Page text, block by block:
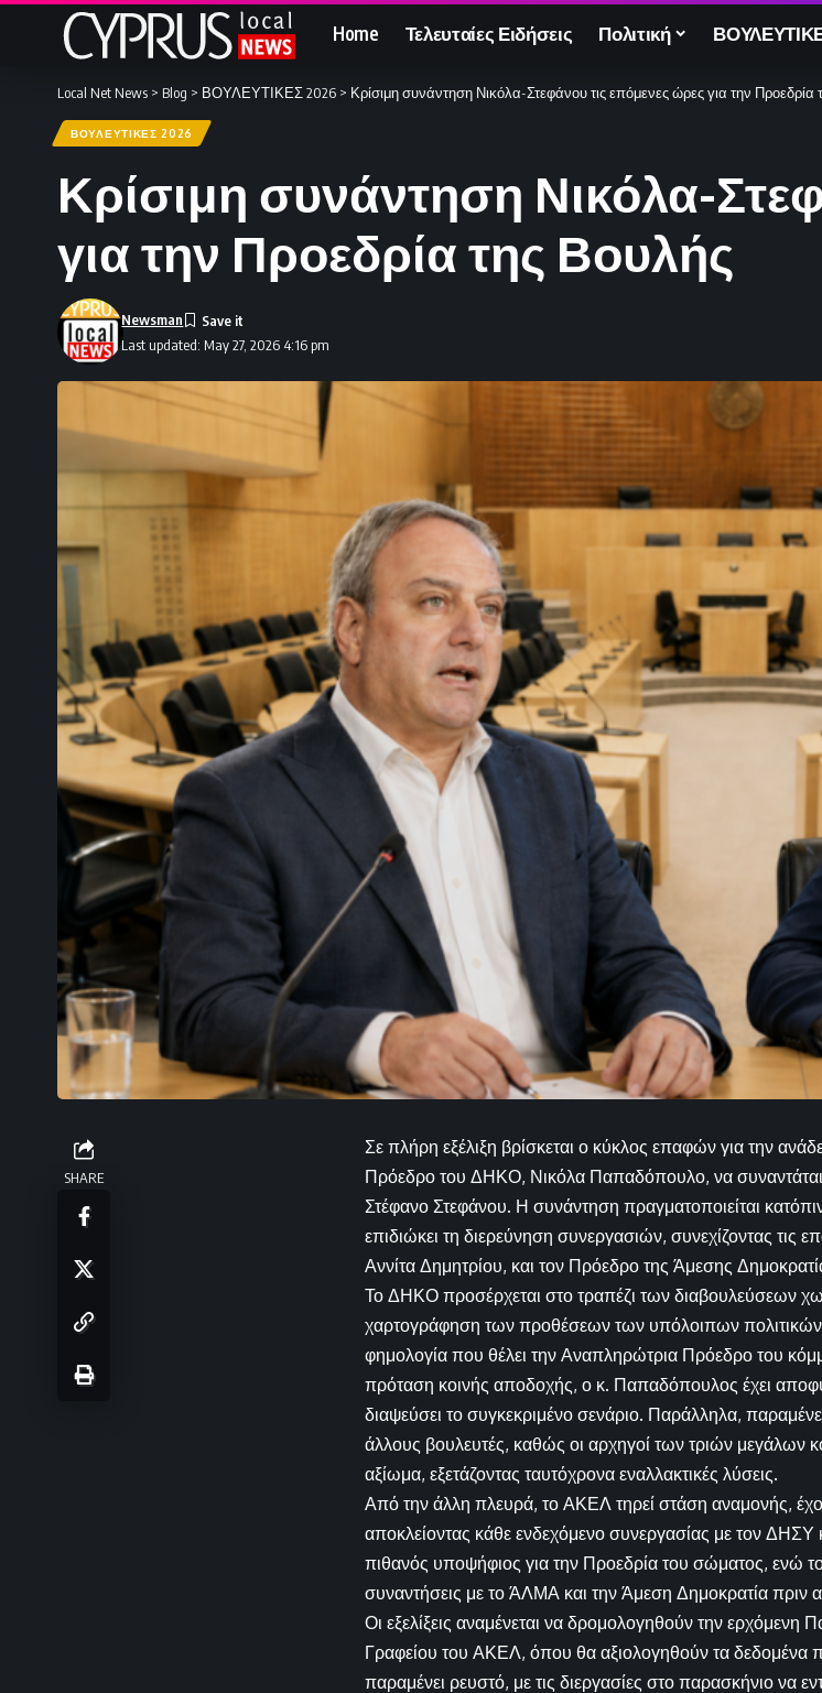
Home Τελευταίες Ειδήσεις Πολιτική
Local Net News > Blog > ΒΟΥΛΕΥΤΙΚΕΣ 2026 > Κρίσιμη συνάντηση Νικόλα-Στεφάνου τις επόμενες ώρες για την Προεδρία
ΒΟΥΛΕΥΤΙΚΕΣ 2026
Κρίσιμη συνάντηση Νικόλα-
για την Προεδρία της Βουλής
Last updated: May 27, 2026 4:16 pm
Newsman
SHARE
Σε πλήρη εξέλιξη βρίσκεται ο κύκλος επαφών για την
Πρόεδρο του ΔΗΚΟ, Νικόλα Παπαδόπουλο, να
Στέφανο Στεφάνου. Η συνάντηση πραγματοποιείται
επιδιώκει τη διερεύνηση συνεργασιών, συνεχίζοντας
Αννίτα Δημητρίου, και τον Πρόεδρο της Άμεσης
Το ΔΗΚΟ προσέρχεται στο τραπέζι των διαβουλεύσεων
χαρτογράφηση των προθέσεων των υπόλοιπων
φημολογία που θέλει την Αναπληρώτρια Πρόεδρο του
πρόταση κοινής αποδοχής, ο κ. Παπαδόπουλος έχει
διαψεύσει το συγκεκριμένο σενάριο. Παράλληλα,
άλλους βουλευτές, καθώς οι αρχηγοί των τριών μεγάλων
αξίωμα, εξετάζοντας ταυτόχρονα εναλλακτικές λύσεις.
Από την άλλη πλευρά, το ΑΚΕΛ τηρεί στάση αναμονής,
αποκλείοντας κάθε ενδεχόμενο συνεργασίας με τον
πιθανός υποψήφιος για την Προεδρία του σώματος, ενώ
συναντήσεις με το ΆΛΜΑ και την Άμεση Δημοκρατία πριν
Οι εξελίξεις αναμένεται να δρομολογηθούν την ερχόμενη
Γραφείου του ΑΚΕΛ, όπου θα αξιολογηθούν τα δεδομένα
παραμένει ρευστό, με τις διεργασίες στο παρασκήνιο να